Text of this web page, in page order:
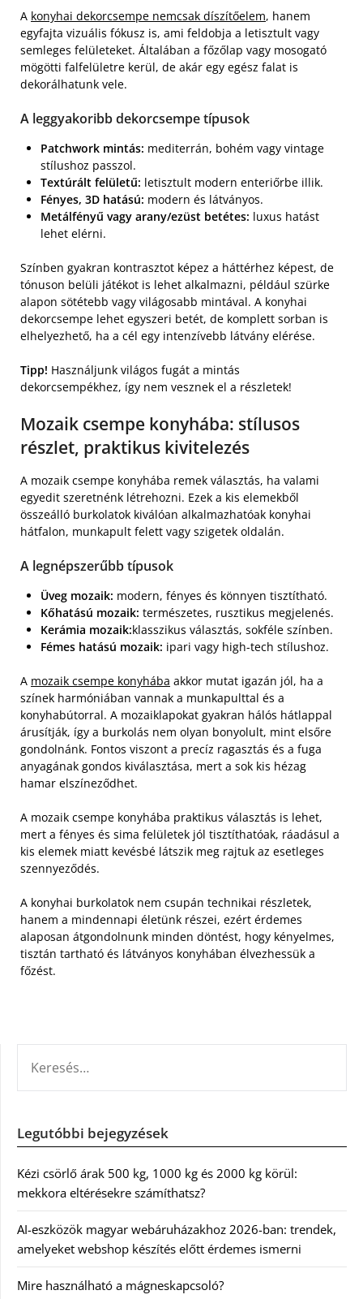
A konyhai dekorcsempe nemcsak díszítőelem, hanem
egyfajta vizuális fókusz is, ami feldobja a letisztult vagy
semleges felületeket. Általában a főzőlap vagy mosogató
mögötti falfelületre kerül, de akár egy egész falat is
dekorálhatunk vele.
A leggyakoribb dekorcsempe típusok
Patchwork mintás: mediterrán, bohém vagy vintage
stílushoz passzol.
Textúrált felületű: letisztult modern enteriőrbe illik.
Fényes, 3D hatású: modern és látványos.
Metálfényű vagy arany/ezüst betétes: luxus hatást
lehet elérni.
Színben gyakran kontrasztot képez a háttérhez képest, de
tónuson belüli játékot is lehet alkalmazni, például szürke
alapon sötétebb vagy világosabb mintával. A konyhai
dekorcsempe lehet egyszeri betét, de komplett sorban is
elhelyezhető, ha a cél egy intenzívebb látvány elérése.
Tipp! Használjunk világos fugát a mintás
dekorcsempékhez, így nem vesznek el a részletek!
Mozaik csempe konyhába: stílusos
részlet, praktikus kivitelezés
A mozaik csempe konyhába remek választás, ha valami
egyedit szeretnénk létrehozni. Ezek a kis elemekből
összeálló burkolatok kiválóan alkalmazhatóak konyhai
hátfalon, munkapult felett vagy szigetek oldalán.
A legnépszerűbb típusok
Üveg mozaik: modern, fényes és könnyen tisztítható.
Kőhatású mozaik: természetes, rusztikus megjelenés.
Kerámia mozaik:klasszikus választás, sokféle színben.
Fémes hatású mozaik: ipari vagy high-tech stílushoz.
A mozaik csempe konyhába akkor mutat igazán jól, ha a
színek harmóniában vannak a munkapulttal és a
konyhabútorral. A mozaiklapokat gyakran hálós hátlappal
árusítják, így a burkolás nem olyan bonyolult, mint elsőre
gondolnánk. Fontos viszont a precíz ragasztás és a fuga
anyagának gondos kiválasztása, mert a sok kis hézag
hamar elszíneződhet.
A mozaik csempe konyhába praktikus választás is lehet,
mert a fényes és sima felületek jól tisztíthatóak, ráadásul a
kis elemek miatt kevésbé látszik meg rajtuk az esetleges
szennyeződés.
A konyhai burkolatok nem csupán technikai részletek,
hanem a mindennapi életünk részei, ezért érdemes
alaposan átgondolnunk minden döntést, hogy kényelmes,
tisztán tartható és látványos konyhában élvezhessük a
főzést.
Legutóbbi bejegyzések
Kézi csörlő árak 500 kg, 1000 kg és 2000 kg körül:
mekkora eltérésekre számíthatsz?
AI-eszközök magyar webáruházakhoz 2026-ban: trendek,
amelyeket webshop készítés előtt érdemes ismerni
Mire használható a mágneskapcsoló?